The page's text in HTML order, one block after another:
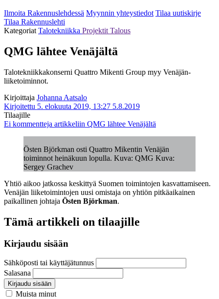
Ilmoita Rakennuslehdessä Myynnin yhteystiedot Tilaa uutiskirje
Tilaa Rakennuslehti
Kategoriat Talotekniikka Projektit Talous
QMG lähtee Venäjältä
Talotekniikkakonserni Quattro Mikenti Group myy Venäjän-
liiketoiminnot.
Kirjoittaja Johanna Aatsalo
Kirjoitettu 5. elokuuta 2019, 13:27 5.8.2019
Tilaajille
Ei kommentteja artikkeliin QMG lähtee Venäjältä
Östen Björkman osti Quattro Mikentin Venäjän
toiminnot heinäkuun lopulla. Kuva: QMG Kuva:
Sergey Grachev
Yhtiö aikoo jatkossa keskittyä Suomen toimintojen kasvattamiseen.
Venäjän liiketoimintojen uusi omistaja on yhtiön pitkäaikainen
paikallinen johtaja Östen Björkman.
Tämä artikkeli on tilaajille
Kirjaudu sisään
Sähköposti tai käyttäjätunnus
Salasana
Kirjaudu sisään
Muista minut